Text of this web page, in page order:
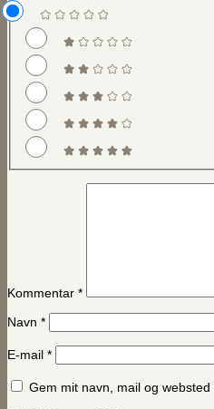
Kommentar *
Navn *
E-mail *
Gem mit navn, mail og